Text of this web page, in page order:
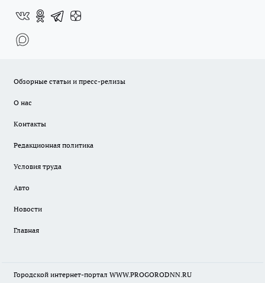
Обзорные статьи и пресс-релизы
О нас
Контакты
Редакционная политика
Условия труда
Авто
Новости
Главная
Городской интернет-портал WWW.PROGORODNN.RU